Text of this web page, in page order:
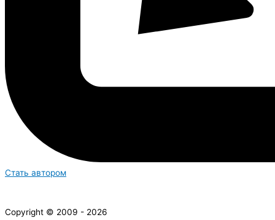
Стать автором
Copyright © 2009 - 2026